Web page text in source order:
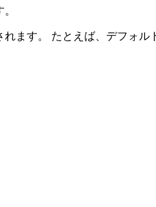
ます。 たとえば、デフォル